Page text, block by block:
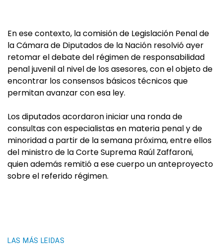
En ese contexto, la comisión de Legislación Penal de
la Cámara de Diputados de la Nación resolvió ayer
retomar el debate del régimen de responsabilidad
penal juvenil al nivel de los asesores, con el objeto de
encontrar los consensos básicos técnicos que
permitan avanzar con esa ley.
Los diputados acordaron iniciar una ronda de
consultas con especialistas en materia penal y de
minoridad a partir de la semana próxima, entre ellos
del ministro de la Corte Suprema Raúl Zaffaroni,
quien además remitió a ese cuerpo un anteproyecto
sobre el referido régimen.
LAS MÁS LEIDAS